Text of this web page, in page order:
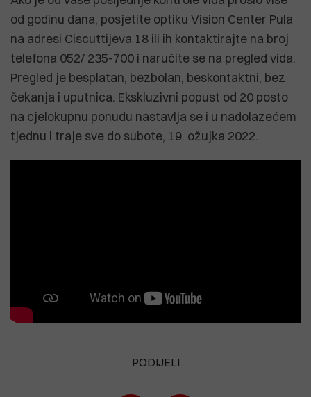
od godinu dana, posjetite optiku Vision Center Pula
na adresi Ciscuttijeva 18 ili ih kontaktirajte na broj
telefona 052/ 235-700 i naručite se na pregled vida.
Pregled je besplatan, bezbolan, beskontaktni, bez
čekanja i uputnica. Ekskluzivni popust od 20 posto
na cjelokupnu ponudu nastavlja se i u nadolazećem
tjednu i traje sve do subote, 19. ožujka 2022.
PODIJELI